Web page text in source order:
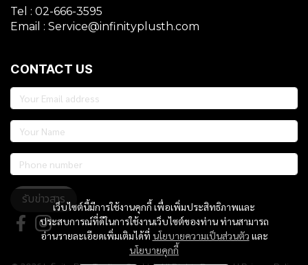
เว็บไซต์นี้มีการใช้งานคุกกี้ เพื่อเพิ่มประสิทธิภาพและ
ประสบการณ์ที่ดีในการใช้งานเว็บไซต์ของท่าน ท่านสามารถ
อ่านรายละเอียดเพิ่มเติมได้ที่ นโยบายความเป็นส่วนตัว และ
นโยบายคุกกี้
Tel : 02-666-3595
Email : Service@infinityplusth.com
CONTACT US
รับข่าวสาร